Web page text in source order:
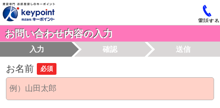
電話する
お問い合わせ内容の入力
入力 確認 送信
お名前 必須